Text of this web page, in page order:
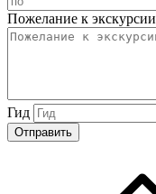
Пожелание к экскурсии
Гид